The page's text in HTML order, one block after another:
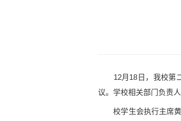
12月18日，我校第二
议。学校相关部门负责
校学生会执行主席黄